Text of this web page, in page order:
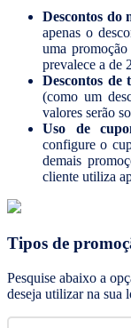
Descontos do
apenas o
uma
prevalece a de
Descontos de
(como um
valores serão
Uso de
configure o
demais
cliente utiliza
Tipos de
Pesquise abaixo a
deseja utilizar na sua